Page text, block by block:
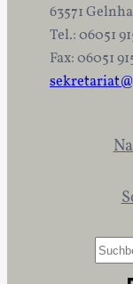
63571
Tel.: 06051
Fax: 06051
S
u